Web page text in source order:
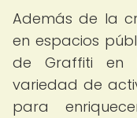
Además de la
en espacios
de Graffiti en
variedad de
para